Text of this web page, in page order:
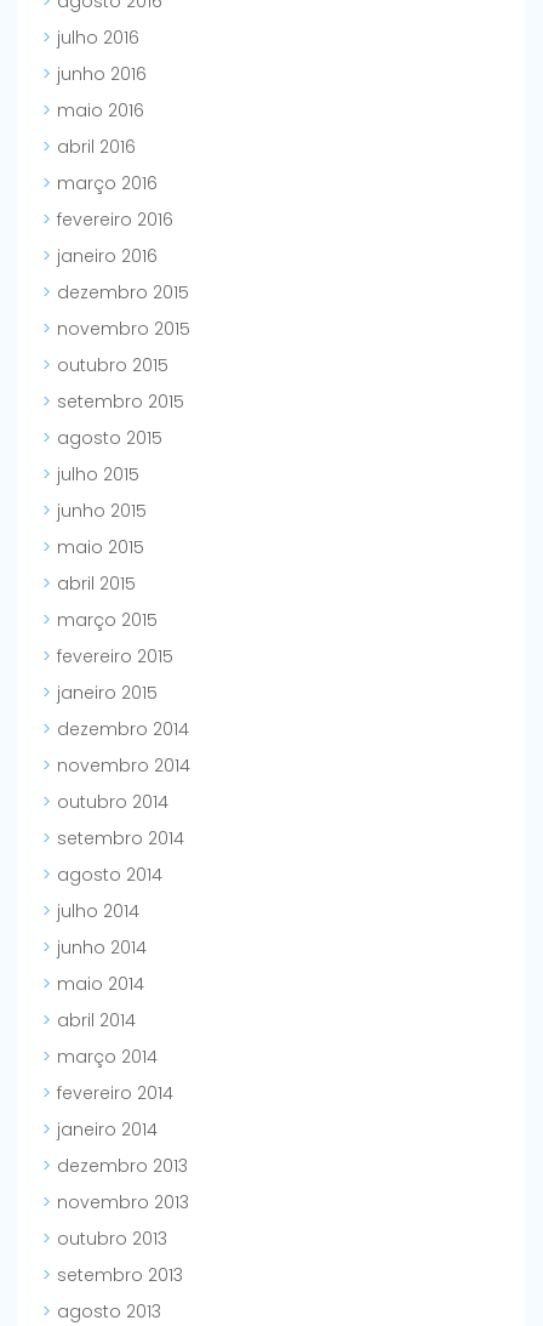
julho 2016
junho 2016
maio 2016
abril 2016
março 2016
fevereiro 2016
janeiro 2016
dezembro 2015
novembro 2015
outubro 2015
setembro 2015
agosto 2015
julho 2015
junho 2015
maio 2015
abril 2015
março 2015
fevereiro 2015
janeiro 2015
dezembro 2014
novembro 2014
outubro 2014
setembro 2014
agosto 2014
julho 2014
junho 2014
maio 2014
abril 2014
março 2014
fevereiro 2014
janeiro 2014
dezembro 2013
novembro 2013
outubro 2013
setembro 2013
agosto 2013